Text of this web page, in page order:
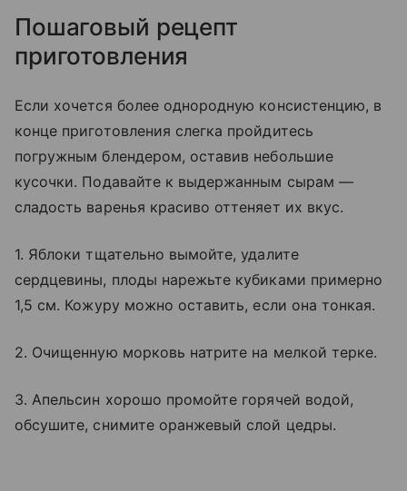
Пошаговый рецепт
приготовления
Если хочется более однородную консистенцию, в
конце приготовления слегка пройдитесь
погружным блендером, оставив небольшие
кусочки. Подавайте к выдержанным сырам —
сладость варенья красиво оттеняет их вкус.
1. Яблоки тщательно вымойте, удалите
сердцевины, плоды нарежьте кубиками примерно
1,5 см. Кожуру можно оставить, если она тонкая.
2. Очищенную морковь натрите на мелкой терке.
3. Апельсин хорошо промойте горячей водой,
обсушите, снимите оранжевый слой цедры.